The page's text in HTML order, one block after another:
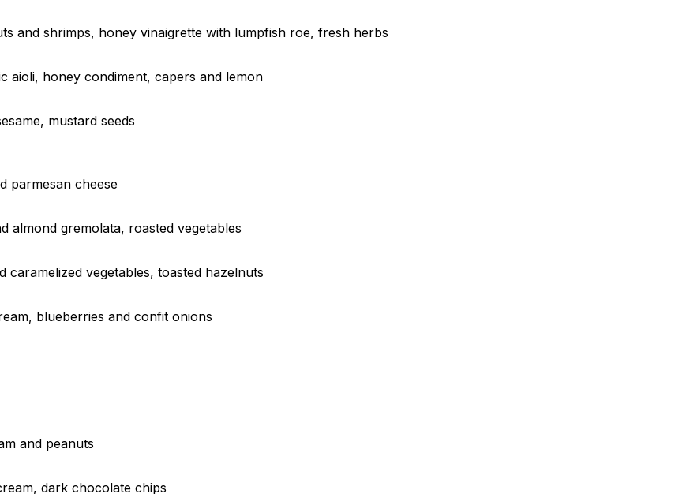
and shrimps, honey vinaigrette with lumpfish roe, fresh herbs
aioli, honey condiment, capers and lemon
mustard seeds
parmesan cheese
almond gremolata, roasted vegetables
caramelized vegetables, toasted hazelnuts
blueberries and confit onions
and peanuts
dark chocolate chips